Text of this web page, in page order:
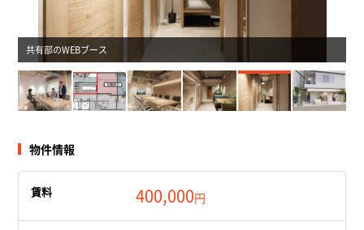
共有部のWEBブース
物件情報
賃料 400,000円